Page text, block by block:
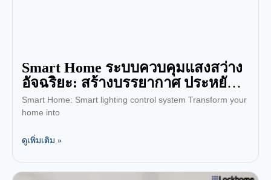
Smart Home ระบบควบคุมแสงสว่าง
อัจฉริยะ: สร้างบรรยากาศ ประหยัด
พลังงาน
Smart Home: Smart lighting control system Transform your
home into
ดูเพิ่มเติม »